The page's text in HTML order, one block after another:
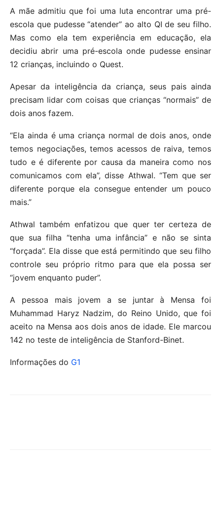
A mãe admitiu que foi uma luta encontrar uma pré-
escola que pudesse “atender” ao alto QI de seu filho.
Mas como ela tem experiência em educação, ela
decidiu abrir uma pré-escola onde pudesse ensinar
12 crianças, incluindo o Quest.
Apesar da inteligência da criança, seus pais ainda
precisam lidar com coisas que crianças “normais” de
dois anos fazem.
“Ela ainda é uma criança normal de dois anos, onde
temos negociações, temos acessos de raiva, temos
tudo e é diferente por causa da maneira como nos
comunicamos com ela”, disse Athwal. “Tem que ser
diferente porque ela consegue entender um pouco
mais.”
Athwal também enfatizou que quer ter certeza de
que sua filha “tenha uma infância” e não se sinta
“forçada”. Ela disse que está permitindo que seu filho
controle seu próprio ritmo para que ela possa ser
“jovem enquanto puder”.
A pessoa mais jovem a se juntar à Mensa foi
Muhammad Haryz Nadzim, do Reino Unido, que foi
aceito na Mensa aos dois anos de idade. Ele marcou
142 no teste de inteligência de Stanford-Binet.
Informações do G1